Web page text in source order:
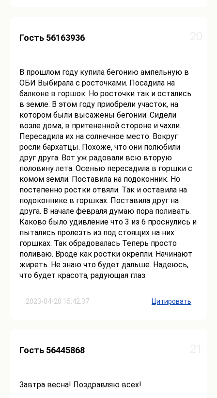
2023-04-20 15:42:37
Гость 56163936
В прошлом году купила бегонию ампельную в
ОБИ Выбирала с росточками. Посадила на
балконе в горшок. Но росточки так и остались
в земле. В этом году приобрели участок, на
котором были высажены бегонии. Сидели
возле дома, в притененной стороне и чахли.
Пересадила их на солнечное место. Вокруг
росли бархатцы. Похоже, что они полюбили
друг друга. Вот уж радовали всю вторую
половину лета. Осенью пересадила в горшки с
комом земли. Поставила на подоконник. Но
постепенно ростки отвяли. Так и оставила на
подоконнике в горшках. Поставила друг на
друга. В начале февраля думаю пора поливать.
Каково было удивление что 3 из 6 проснулись и
пытались пролезть из под стоящих на них
горшках. Так обрадовалась Теперь просто
поливаю. Вроде как ростки окрепли. Начинают
жиреть. Не знаю что будет дальше. Надеюсь,
что будет красота, радующая глаз.
Цитировать
Гость 56445868
Завтра весна! Поздравляю всех!